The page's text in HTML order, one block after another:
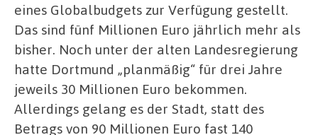
eines Globalbudgets zur Verfügung gestellt.
Das sind fünf Millionen Euro jährlich mehr als
bisher. Noch unter der alten Landesregierung
hatte Dortmund „planmäßig“ für drei Jahre
jeweils 30 Millionen Euro bekommen.
Allerdings gelang es der Stadt, statt des
Betrags von 90 Millionen Euro fast 140